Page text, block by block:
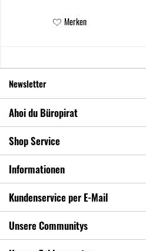
Merken
Newsletter
Ahoi du Büropirat
Shop Service
Informationen
Kundenservice per E-Mail
Unsere Communitys